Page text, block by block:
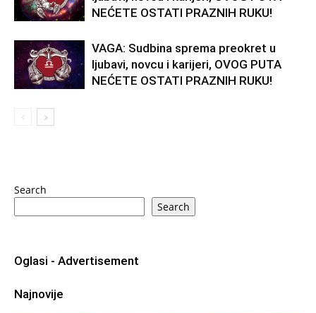
NEĆETE OSTATI PRAZNIH RUKU!
VAGA: Sudbina sprema preokret u
ljubavi, novcu i karijeri, OVOG PUTA
NEĆETE OSTATI PRAZNIH RUKU!
Search
Search
Oglasi - Advertisement
Najnovije